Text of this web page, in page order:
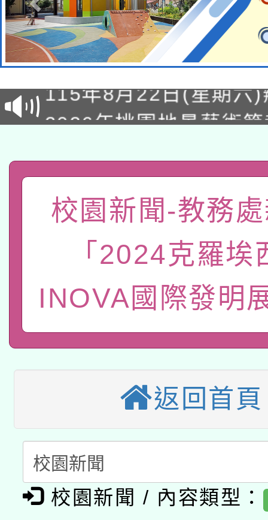
轉知經濟部水利署委託
業技術研究院辦理「
用水績優單位及節水達
動」
115年8月22日(星期六
桃園市孔廟祈福系列
2026年桃園地景藝術
關事宜
轉知教育部國民及學前
國立臺灣師範大學辦
年度健康促進學校輔導
函轉國家教育研究院
原住民族教育政策研討
族教育國際趨勢與發展
轉知教育部國民及學前
新北市政府教育局辦
師專業成長研習實施計
方素養工作坊新北場」
函轉國立臺灣師範大學
族語言臺北學習中心
「族語學習班」招生簡
轉知有關國立成功大學
文教學共融平台-教案
接種對象擴大為「滿6
接種之民眾」措施，延
月28日止
轉知經濟部水利署委託
業技術研究院辦理「
動」
115年8月22日(星期六
桃園市孔廟祈福系列
開 智慧啟航」
2026年桃園地景藝術
「2026桃園藝術巡演
關事宜
轉知教育部國民及學前
國立臺灣師範大學辦
函轉國家教育研究院中
校園新聞-教務
「2024克羅埃
INOVA國際發明
返回首頁
校園新聞 / 內容類型：